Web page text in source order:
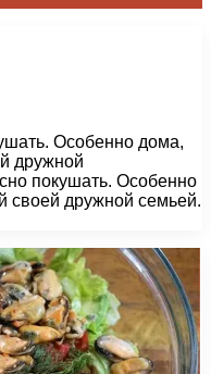
Особенно дома,
дружной
покушать. Особенно
своей дружной семьей.